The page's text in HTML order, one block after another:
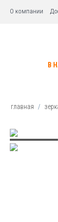
О компании
В
главная /